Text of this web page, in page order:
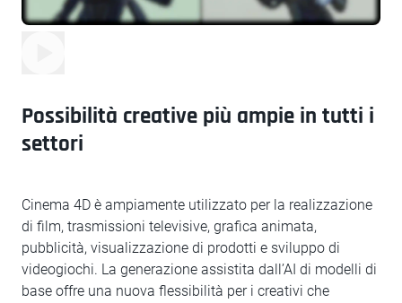
Possibilità creative più ampie in tutti i
settori
Cinema 4D è ampiamente utilizzato per la realizzazione
di film, trasmissioni televisive, grafica animata,
pubblicità, visualizzazione di prodotti e sviluppo di
videogiochi. La generazione assistita dall’AI di modelli di
base offre una nuova flessibilità per i creativi che